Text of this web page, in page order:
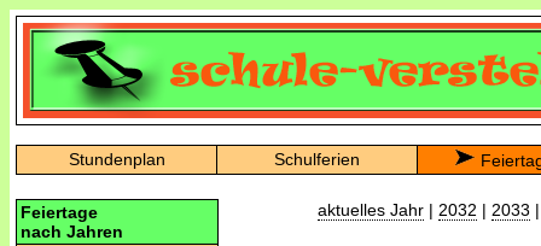
Stundenplan Schulferien
Feiertage
nach Jahren
aktuelles Jahr | 2032 | 2033